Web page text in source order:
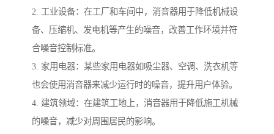
2. 工业设备：在工厂和车间中，消音器用于降低机械设
备、压缩机、发电机等产生的噪音，改善工作环境并符
合噪音控制标准。
3. 家用电器：某些家用电器如吸尘器、空调、洗衣机等
也会使用消音器来减少运行时的噪音，提升用户体验。
4. 建筑领域：在建筑工地上，消音器用于降低施工机械
的噪音，减少对周围居民的影响。